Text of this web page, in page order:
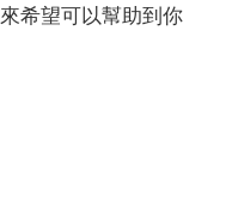
希望可以幫助到你